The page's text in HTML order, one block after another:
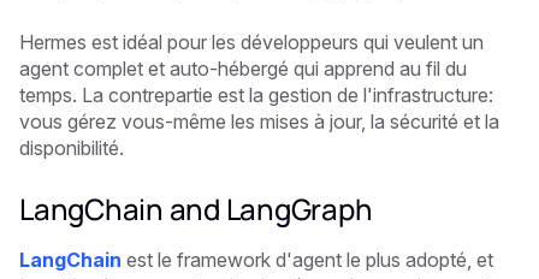
Hermes est idéal pour les développeurs qui veulent un
agent complet et auto-hébergé qui apprend au fil du
temps. La contrepartie est la gestion de l'infrastructure:
vous gérez vous-même les mises à jour, la sécurité et la
disponibilité.
LangChain and LangGraph
LangChain est le framework d'agent le plus adopté, et